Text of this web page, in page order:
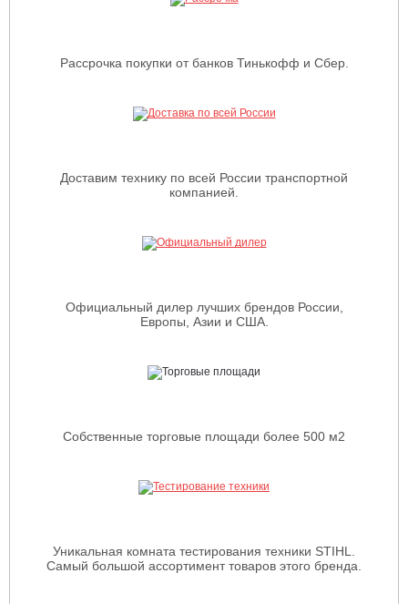
Рассрочка покупки от банков Тинькофф и Сбер.
Доставим технику по всей России транспортной
компанией.
Официальный дилер лучших брендов России,
Европы, Азии и США.
Собственные торговые площади более 500 м2
Уникальная комната тестирования техники STIHL.
Самый большой ассортимент товаров этого бренда.